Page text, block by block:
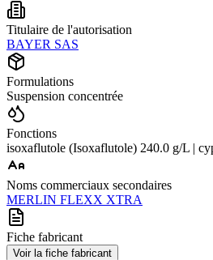
Titulaire de l'autorisation
BAYER SAS
Formulations
Suspension concentrée
Fonctions
isoxaflutole (Isoxaflutole) 240.0 g/L |
Noms commerciaux secondaires
MERLIN FLEXX XTRA
Fiche fabricant
Voir la fiche fabricant